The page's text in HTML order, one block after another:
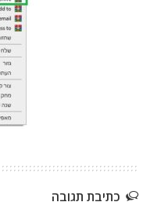
כתיבת תגובה